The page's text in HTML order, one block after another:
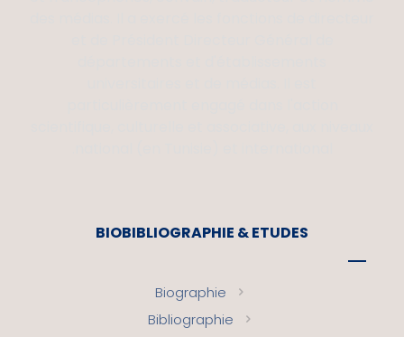
BIOBIBLIOGRAPHIE & ETUDES
Biographie
Bibliographie